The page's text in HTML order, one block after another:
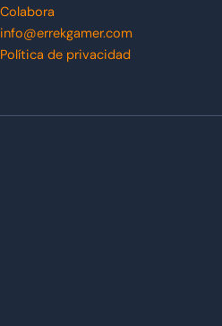
Colabora
info@errekgamer.com
Política de privacidad